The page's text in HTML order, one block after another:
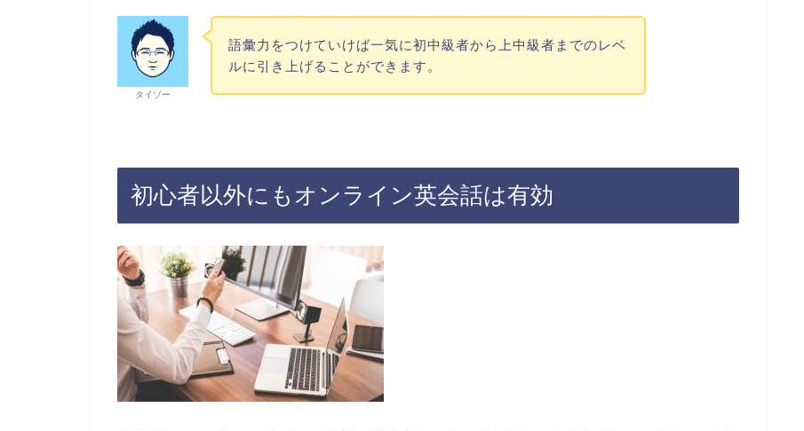
タイゾー
語彙力をつけていけば一気に初中級者から上中級者までのレベ
ルに引き上げることができます。
初心者以外にもオンライン英会話は有効